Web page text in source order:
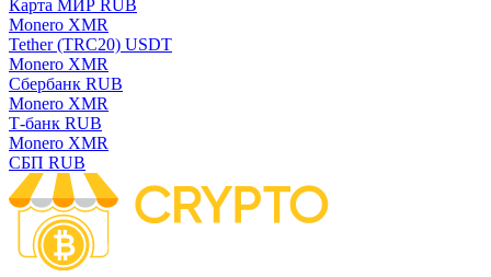
Карта МИР RUB
Monero XMR
Tether (TRC20) USDT
Monero XMR
Сбербанк RUB
Monero XMR
Т-банк RUB
Monero XMR
СБП RUB